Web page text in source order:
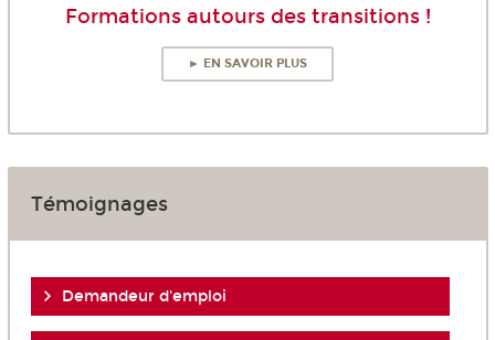
Formations autours des transitions !
► EN SAVOIR PLUS
Témoignages
Demandeur d'emploi